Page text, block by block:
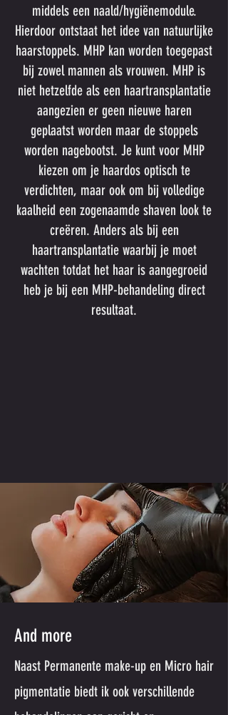
middels een naald/hygiënemodule.
Hierdoor ontstaat het idee van natuurlijke
haarstoppels. MHP kan worden toegepast
bij zowel mannen als vrouwen. MHP is
niet hetzelfde als een haartransplantatie
aangezien er geen nieuwe haren
geplaatst worden maar de stoppels
worden nagebootst. Je kunt voor MHP
kiezen om je haardos optisch te
verdichten, maar ook om bij volledige
kaalheid een zogenaamde shaven look te
creëren. Anders als bij een
haartransplantatie waarbij je moet
wachten totdat het haar is aangegroeid
heb je bij een MHP-behandeling direct
resultaat.
And more
Naast Permanente make-up en Micro hair
pigmentatie biedt ik ook verschillende